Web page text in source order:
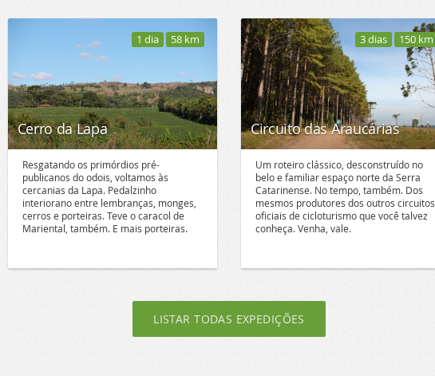
Cerro da Lapa
1 dia 58 km
Resgatando os primórdios pré-
publicanos do odois, voltamos às
cercanias da Lapa. Pedalzinho
interiorano entre lembranças, monges,
cerros e porteiras. Teve o caracol de
Mariental, também. E mais porteiras.
Circuito das Araucárias
3 dias 150 km
Um roteiro clássico, desconstruído no
belo e familiar espaço norte da Serra
Catarinense. No tempo, também. Dos
mesmos produtores dos outros circuitos
oficiais de cicloturismo que você talvez
conheça. Venha, vale.
LISTAR TODAS EXPEDIÇÕES